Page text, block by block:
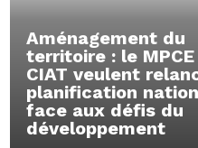
Aménagement du
territoire : le
CIAT veulent
planification
face aux défis du
développement